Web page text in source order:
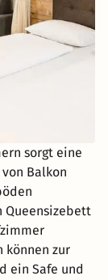
sorgt eine
Balkon
Queensizebett
können zur
ein Safe und